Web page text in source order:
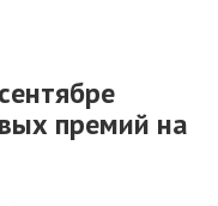
премий на